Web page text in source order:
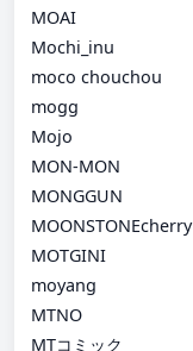
MOAI
Mochi_inu
moco chouchou
mogg
Mojo
MON-MON
MONGGUN
MOONSTONEcherry
MOTGINI
moyang
MTNO
MTコミック